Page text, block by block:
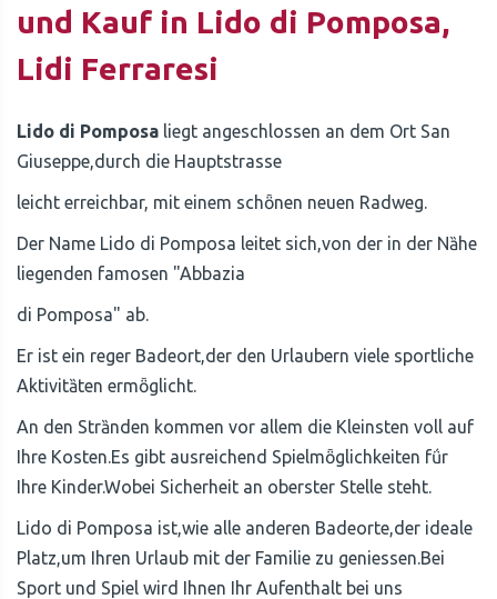
und Kauf in Lido di Pomposa,
Lidi Ferraresi
Lido di Pomposa liegt angeschlossen an dem Ort San
Giuseppe,durch die Hauptstrasse
leicht erreichbar, mit einem schȫnen neuen Radweg.
Der Name Lido di Pomposa leitet sich,von der in der Nȁhe
liegenden famosen "Abbazia
di Pomposa" ab.
Er ist ein reger Badeort,der den Urlaubern viele sportliche
Aktivitȁten ermȫglicht.
An den Strȁnden kommen vor allem die Kleinsten voll auf
Ihre Kosten.Es gibt ausreichend Spielmȫglichkeiten fǘr
Ihre Kinder.Wobei Sicherheit an oberster Stelle steht.
Lido di Pomposa ist,wie alle anderen Badeorte,der ideale
Platz,um Ihren Urlaub mit der Familie zu geniessen.Bei
Sport und Spiel wird Ihnen Ihr Aufenthalt bei uns